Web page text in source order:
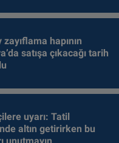
hapının
satışa çıkacağı tarih
uyarı: Tatil
altın getirirken bu